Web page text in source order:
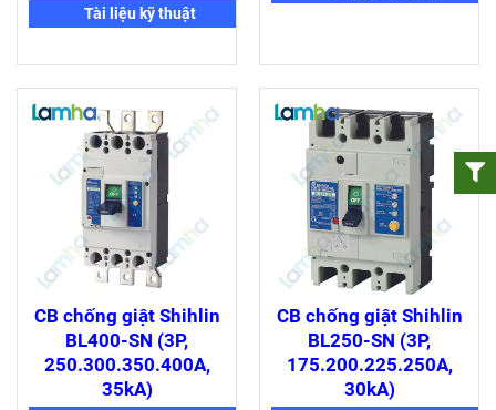
Tài liệu kỹ thuật
CB chống giật Shihlin
BL400-SN (3P,
250.300.350.400A,
35kA)
CB chống giật Shihlin
BL250-SN (3P,
175.200.225.250A,
30kA)